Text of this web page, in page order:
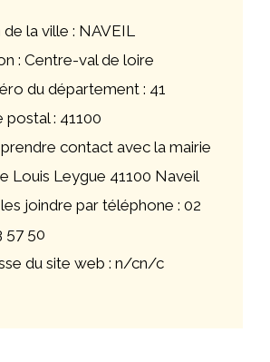
la ville : NAVEIL
: Centre-val de loire
du département : 41
postal : 41100
contact avec la mairie
Louis Leygue 41100 Naveil
joindre par téléphone : 02
57 50
du site web : n/cn/c